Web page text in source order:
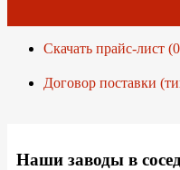
Скачать прайс-лист
Договор поставки
Наши заводы в